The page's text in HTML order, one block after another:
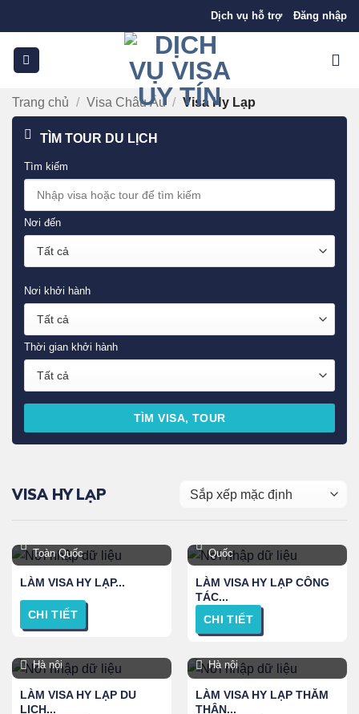
qua
nội
dung
Dịch vụ hỗ trợ Đăng nhập
Trang chủ / Visa Châu Âu / Visa Hy Lạp
TÌM TOUR DU LỊCH
Tìm kiếm
Nơi đến
Nơi khởi hành
Thời gian khởi hành
TÌM VISA, TOUR
VISA HY LẠP
Toàn Quốc
LÀM VISA HY LẠP...
CHI TIẾT
Quốc
LÀM VISA HY LẠP CÔNG
TÁC...
CHI TIẾT
Hà nội
LÀM VISA HY LẠP DU
LỊCH...
Hà nội
LÀM VISA HY LẠP THĂM
THÂN...